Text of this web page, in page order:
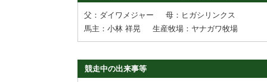
父：ダイワメジャー
母：ヒガシリンクス
馬主：小林 祥晃
生産牧場：ヤナガワ牧場
競走中の出来事等